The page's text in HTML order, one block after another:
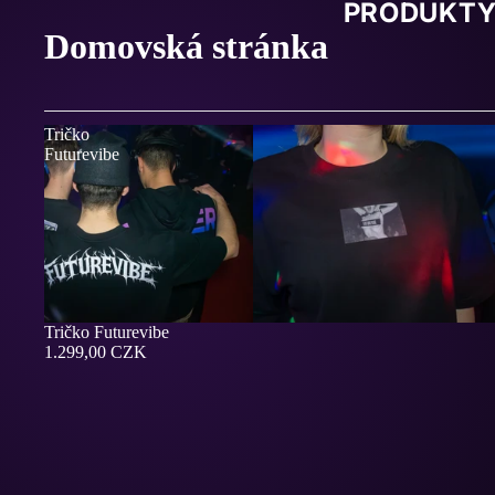
Domovská stránka
Tričko
Futurevibe
Tričko Futurevibe
1.299,00 CZK